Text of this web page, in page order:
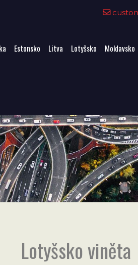
Estonsko Litva Lotyšsko Moldavsko
Lotyšsko viněta